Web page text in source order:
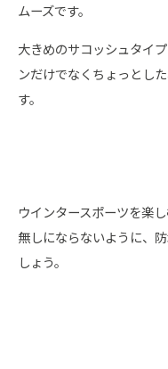
ムーズです。
大きめのサコッシュタイ
ンだけでなくちょっとし
す。
ウインタースポーツを楽
無しにならないように、
しょう。